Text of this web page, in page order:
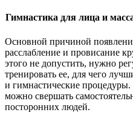
Гимнастика для лица и
Основной причиной
расслабление и провисание
этого не допустить, нужно
тренировать ее, для чего
и гимнастические
можно свершать
посторонних людей.